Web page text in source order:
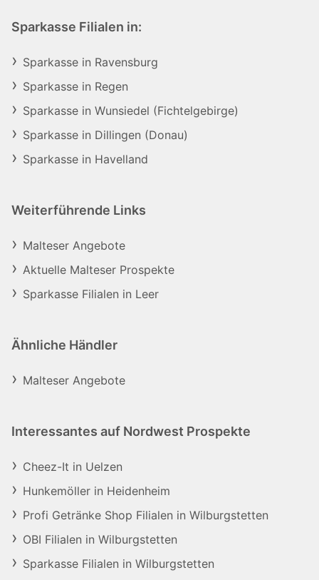
Sparkasse Filialen in:
Sparkasse in Ravensburg
Sparkasse in Regen
Sparkasse in Wunsiedel (Fichtelgebirge)
Sparkasse in Dillingen (Donau)
Sparkasse in Havelland
Weiterführende Links
Malteser Angebote
Aktuelle Malteser Prospekte
Sparkasse Filialen in Leer
Ähnliche Händler
Malteser Angebote
Interessantes auf Nordwest Prospekte
Cheez-It in Uelzen
Hunkemöller in Heidenheim
Profi Getränke Shop Filialen in Wilburgstetten
OBI Filialen in Wilburgstetten
Sparkasse Filialen in Wilburgstetten